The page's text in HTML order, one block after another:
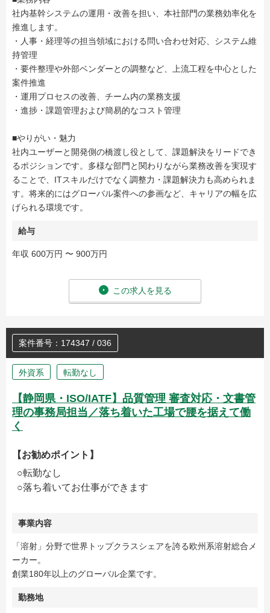
社内基幹システムの運用・改善を担い、本社部門の業務効率化を
推進します。
・人事・経理等の担当領域における問い合わせ対応、システム維
持管理
・要件整理や外部ベンダーとの調整など、上流工程を中心とした
案件推進
・運用プロセスの改善、チーム内の業務支援
・進捗・課題管理および簡易的なコスト管理
■やりがい・魅力
社内ユーザーと開発側の橋渡し役として、課題解決をリードでき
るポジションです。多様な部門と関わりながら業務改善を実現す
ることで、ITスキルだけでなく調整力・課題解決力も高められま
す。将来的にはグローバル案件への参画など、キャリアの幅を広
げられる環境です。
給与
年収 600万円 〜 900万円
この求人を見る
案件番号：174347 / 036
外資系 転勤なし
【静岡県・ISO/IATF】品質管理 審査対応・文書管
理の事務局担当／落ち着いた工場で腰を据えて働
く
【お勧めポイント】
○転勤なし
○落ち着いてお仕事ができます
事業内容
「溶射」分野で世界トップクラスシェアを誇る欧州系溶射総合メ
ーカー。
創業180年以上のグローバル企業です。
勤務地